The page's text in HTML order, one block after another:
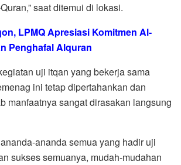
saat ditemui di lokasi.
LPMQ Apresiasi Komitmen Al-
Penghafal Alquran
uji itqan yang bekerja sama
ini tetap dipertahankan dan
manfaatnya sangat dirasakan langsung
ananda semua yang hadir uji
sukses semuanya, mudah-mudahan